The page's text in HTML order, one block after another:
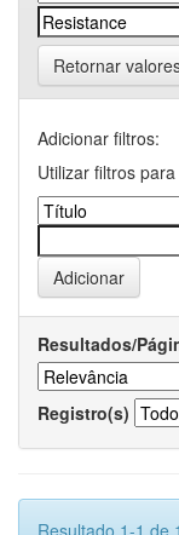
Retornar
Adicionar filtros:
Utilizar filtros
Resultados/
Registro(s)
Resultado 1-1 de